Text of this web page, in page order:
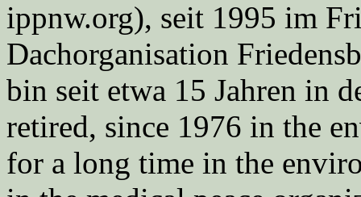
ippnw.org), seit 1995 im
Dachorganisation
bin seit etwa 15 Jahren in
retired, since 1976 in the
for a long time in the